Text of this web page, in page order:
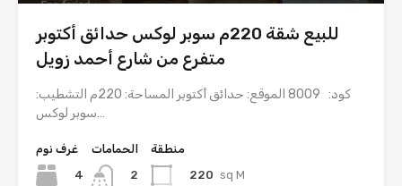
للبيع شقة 220م سوبر لوكس حدائق أكتوبر
متفرع من شارع أحمد زويل
كود: 8009 الموقع: حدائق أكتوبر المساحة: 220م التشطيب:
سوبر لوكس…
غرف نوم
4
الحمامات
2
منطقة
220 sq M